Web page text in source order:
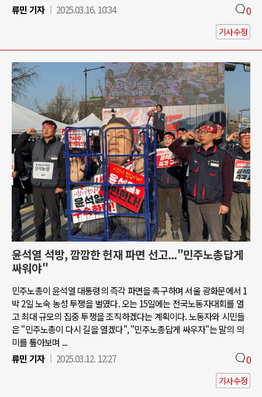
류민 기자
2025.03.16. 10:34 0
기사수정
윤석열 석방, 깜깜한 헌재 파면 선고..."민주노총답게
싸워야"
민주노총이 윤석열 대통령의 즉각 파면을 촉구하며 서울 광화문에서 1
박 2일 노숙 농성 투쟁을 벌였다. 오는 15일에는 전국노동자대회를 열
고 최대 규모의 집중 투쟁을 조직하겠다는 계획이다. 노동자와 시민들
은 "민주노총이 다시 길을 열겠다", "민주노총답게 싸우자"는 말의 의
미를 톺아보며 ...
류민 기자
2025.03.12. 12:27 0
기사수정